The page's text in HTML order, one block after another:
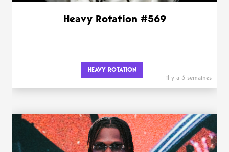
Heavy Rotation #569
HEAVY ROTATION
il y a 3 semaines